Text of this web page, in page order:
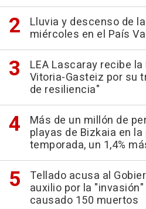
Lluvia y descenso de
miércoles en el País
LEA Lascaray recibe
Vitoria-Gasteiz por su
de resiliencia"
Más de un millón de
playas de Bizkaia en
temporada, un 1,4%
Tellado acusa al
auxilio por la
causado 150 muertos